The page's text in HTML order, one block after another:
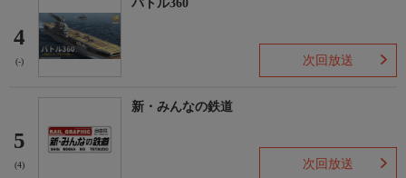
4
(-)
バトル360
次回放送
5
(4)
新・みんなの鉄道
次回放送